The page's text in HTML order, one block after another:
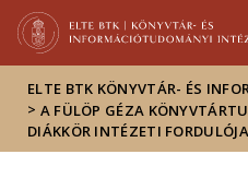
ELTE BTK KÖNYVTÁR- ÉS
> A FÜLÖP GÉZA
DIÁKKÖR INTÉZETI FORDULÓJA